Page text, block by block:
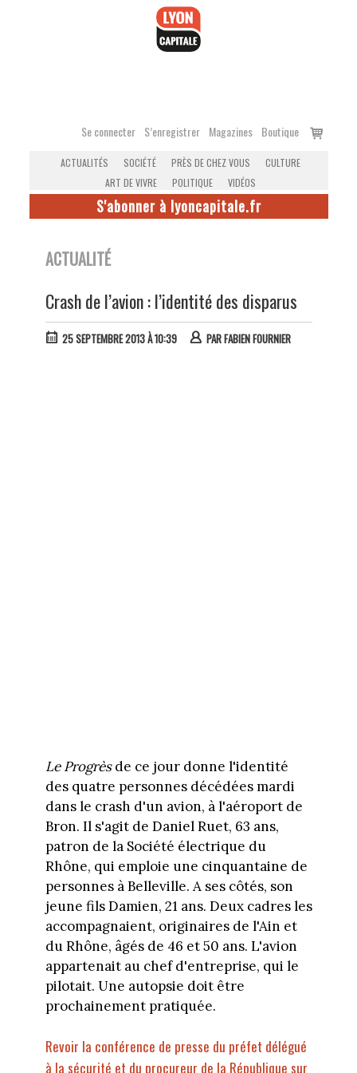
Se connecter S’enregistrer Magazines Boutique
Voir
ACTUALITÉS SOCIÉTÉ PRÈS DE CHEZ VOUS
CULTURE
ART DE VIVRE
POLITIQUE VIDÉOS
S'abonner à lyoncapitale.fr
ACTUALITÉ
Crash de l’avion : l’identité des disparus
25 SEPTEMBRE 2013 À 10:39 PARFABIEN FOURNIER
Le Progrèsde ce jour donne l'identité
des quatre personnes décédées mardi
dans le crash d'un avion, à l'aéroport de
Bron. Il s'agit de Daniel Ruet, 63 ans,
patron de la Société électrique du
Rhône, qui emploie une cinquantaine de
personnes à Belleville. A ses côtés, son
jeune fils Damien, 21 ans. Deux cadres les
accompagnaient, originaires de l'Ain et
du Rhône, âgés de 46 et 50 ans. L'avion
appartenait au chef d'entreprise, qui le
pilotait. Une autopsie doit être
prochainement pratiquée.
Revoir la conférence de presse du préfet délégué
à la sécurité et du procureur de la République sur